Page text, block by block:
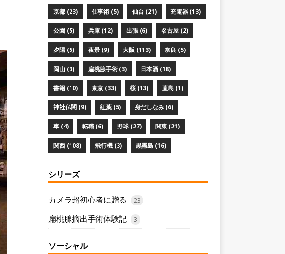
京都 (23) 仕事術 (5) 仙台 (21) 充電器 (13)
公園 (5) 兵庫 (12) 出張 (6) 名古屋 (2)
夕陽 (5) 夜景 (9) 大阪 (113) 奈良 (5)
岡山 (3) 扁桃腺手術 (3) 日本酒 (18)
書籍 (10) 東京 (33) 桜 (13) 直島 (1)
神社仏閣 (9) 紅葉 (5) 身だしなみ (6)
車 (4) 転職 (6) 野球 (27) 関東 (21)
関西 (108) 飛行機 (3) 黒霧島 (16)
シリーズ
カメラ超初心者に贈る 23
扁桃腺摘出手術体験記 3
ソーシャル